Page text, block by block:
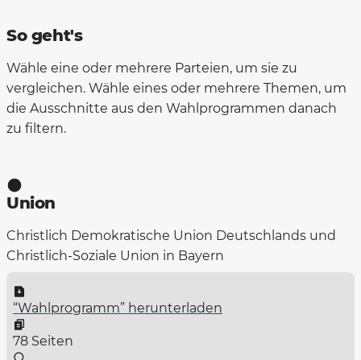
So geht's
Wähle eine oder mehrere Parteien, um sie zu
vergleichen. Wähle eines oder mehrere Themen, um
die Ausschnitte aus den Wahlprogrammen danach
zu filtern.
Union
Christlich Demokratische Union Deutschlands und
Christlich-Soziale Union in Bayern
“Wahlprogramm” herunterladen
78 Seiten